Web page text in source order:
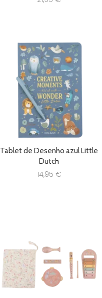
Tablet de Desenho azul Little
Dutch
14,95 €